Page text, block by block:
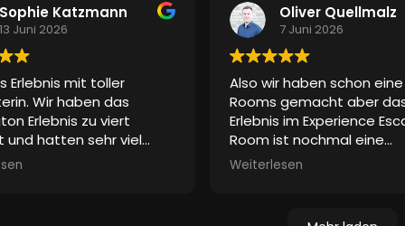
Sophie Katzmann
13 Juni 2026
Erlebnis mit toller
Wir haben das
Erlebnis zu viert
und hatten sehr viel
waren ganz gefesselt
Schauspieler war dabei.
waren alle begeistert, da
mit ihm agieren konnte. Es
ein tolles Erlebnis für alle
wollen es wieder tun
Vielen lieben Dank dafür
Oliver Quellmalz
7 Juni 2026
Also wir haben schon
Rooms gemacht aber
Erlebnis im Experience
Room ist nochmal eine
Steigerung
Weiterlesen